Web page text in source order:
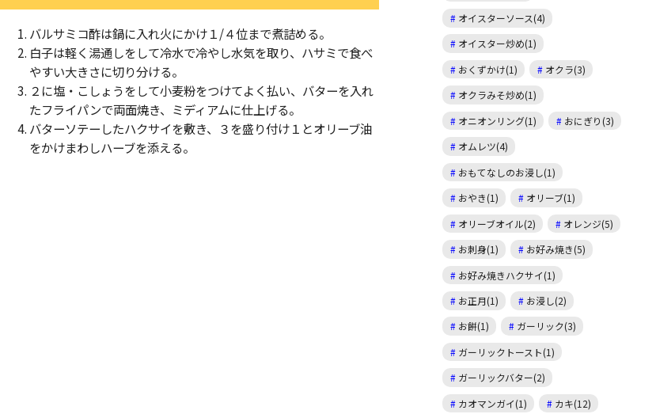
バルサミコ酢は鍋に入れ火にかけ１/４位まで煮詰める。
白子は軽く湯通しをして冷水で冷やし水気を取り、ハサミで食べ
やすい大きさに切り分ける。
２に塩・こしょうをして小麦粉をつけてよく払い、バターを入れ
たフライパンで両面焼き、ミディアムに仕上げる。
バターソテーしたハクサイを敷き、３を盛り付け１とオリーブ油
をかけまわしハーブを添える。
オイスターソース(4)
オイスター炒め(1)
おくずかけ(1)
オクラ(3)
オクラみそ炒め(1)
オニオンリング(1)
おにぎり(3)
オムレツ(4)
おもてなしのお浸し(1)
おやき(1)
オリーブ(1)
オリーブオイル(2)
オレンジ(5)
お刺身(1)
お好み焼き(5)
お好み焼きハクサイ(1)
お正月(1)
お浸し(2)
お餅(1)
ガーリック(3)
ガーリックトースト(1)
ガーリックバター(2)
カオマンガイ(1)
カキ(12)